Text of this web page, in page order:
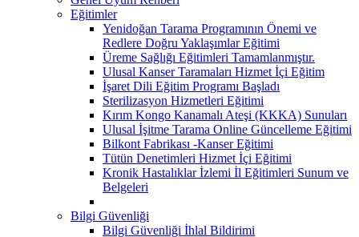
Eğitimler
Yenidoğan Tarama Programının Önemi ve
Redlere Doğru Yaklaşımlar Eğitimi
Üreme Sağlığı Eğitimleri Tamamlanmıştır.
Ulusal Kanser Taramaları Hizmet İçi Eğitim
İşaret Dili Eğitim Programı Başladı
Sterilizasyon Hizmetleri Eğitimi
Kırım Kongo Kanamalı Ateşi (KKKA) Sunuları
Ulusal İşitme Tarama Online Güncelleme Eğitimi
Bilkont Fabrikası -Kanser Eğitimi
Tütün Denetimleri Hizmet İçi Eğitimi
Kronik Hastalıklar İzlemi İl Eğitimleri Sunum ve
Belgeleri
Bilgi Güvenliği
Bilgi Güvenliği İhlal Bildirimi